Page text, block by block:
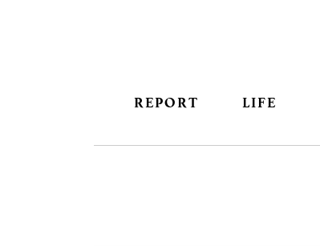
REPORT LIFE